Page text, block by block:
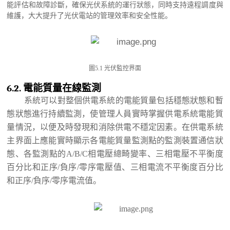
能評估和故障診斷，確保光伏系統的運行狀態，同時支持遠程調度與
維護，大大提升了光伏電站的管理效率和安全性能。
圖5.1 光伏監控界面
6.2. 電能質量在線監測
系統可以對整個供電系統的電能質量包括穩態狀態和暫
態狀態進行持續監測，使管理人員實時掌握供電系統電能質
量情況，以便及時發現和消除供電不穩定因素。在供電系統
主界面上應能實時顯示各電能質量監測點的監測裝置通信狀
態、各監測點的A/B/C相電壓總畸變率、三相電壓不平衡度
百分比和正序/負序/零序電壓值、三相電流不平衡度百分比
和正序/負序/零序電流值。